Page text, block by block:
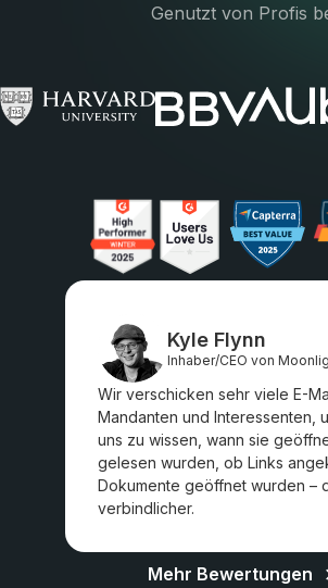
Genutzt von Profis
Kyle Flynn
Inhaber/CEO von
Wir verschicken sehr viele E-
Mandanten und Interessenten,
uns zu wissen, wann sie
gelesen wurden, ob Links
Dokumente geöffnet wurden –
verbindlicher.
Mehr Bewertungen